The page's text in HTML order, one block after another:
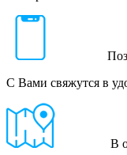
С Вами свяжутся в
В